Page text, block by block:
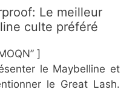
Le meilleur
culte préféré
]
le Maybelline et
le Great Lash.